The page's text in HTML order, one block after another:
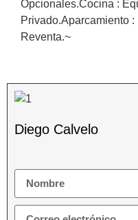
Opcionales.Cocina ‌:
Privado.Aparcamiento
‌Reventa.~
Diego Calvelo